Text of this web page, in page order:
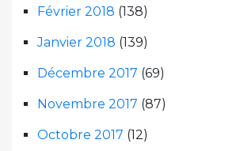
Février 2018 (138)
Janvier 2018 (139)
Décembre 2017 (69)
Novembre 2017 (87)
Octobre 2017 (12)